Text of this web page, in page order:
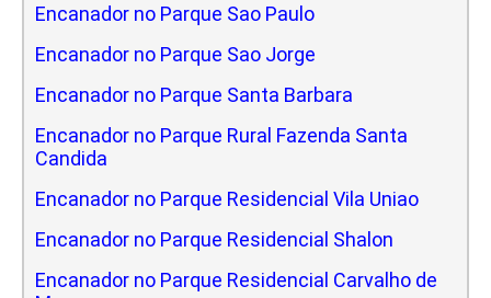
Encanador no Parque Sao Paulo
Encanador no Parque Sao Jorge
Encanador no Parque Santa Barbara
Encanador no Parque Rural Fazenda Santa
Candida
Encanador no Parque Residencial Vila Uniao
Encanador no Parque Residencial Shalon
Encanador no Parque Residencial Carvalho de